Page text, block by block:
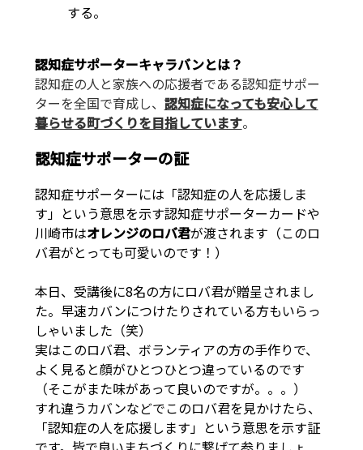
する。
認知症サポーターキャラバンとは？
認知症の人と家族への応援者である認知症サポー
ターを全国で育成し、 認知症になっても安心して
暮らせる町づくりを目指しています。
認知症サポーターの証
認知症サポーターには「認知症の人を応援しま
す」という意思を示す認知症サポーターカードや
川崎市はオレンジのロバ君が渡されます（このロ
バ君がとっても可愛いのです！）
本日、受講後に8名の方にロバ君が贈呈されまし
た。早速カバンにつけたりされている方もいらっ
しゃいました（笑）
実はこのロバ君、ボランティアの方の手作りで、
よく見ると顔がひとつひとつ違っているのです
（そこがまた味があって良いのですが。。。）
すれ違うカバンなどでこのロバ君を見かけたら、
「認知症の人を応援します」という意思を示す証